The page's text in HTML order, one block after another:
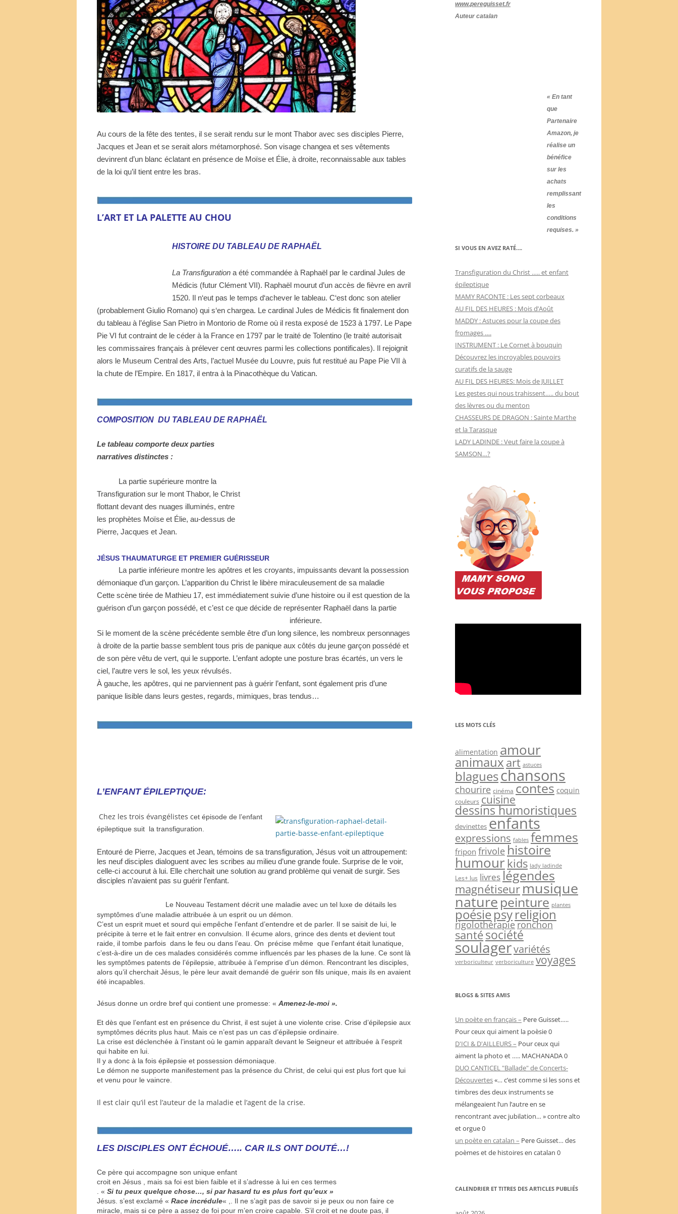
Au cours de la fête des tentes, il se serait rendu sur le mont Thabor avec ses disciples Pierre,
Jacques et Jean et se serait alors métamorphosé. Son visage changea et ses vêtements
devinrent d’un blanc éclatant en présence de Moïse et Élie, à droite, reconnaissable aux tables
de la loi qu’il tient entre les bras.
L’ART ET LA PALETTE AU CHOU
HISTOIRE DU TABLEAU DE RAPHAËL
La Transfiguration a été commandée à Raphaël par le cardinal Jules de
Médicis (futur Clément VII). Raphaël mourut d’un accès de fièvre en avril
1520. Il n‘eut pas le temps d‘achever le tableau. C‘est donc son atelier
(probablement Giulio Romano) qui s‘en chargea. Le cardinal Jules de Médicis fit finalement don
du tableau à l’église San Pietro in Montorio de Rome où il resta exposé de 1523 à 1797. Le Pape
Pie VI fut contraint de le céder à la France en 1797 par le traité de Tolentino (le traité autorisait
les commissaires français à prélever cent œuvres parmi les collections pontificales). Il rejoignit
alors le Museum Central des Arts, l’actuel Musée du Louvre, puis fut restitué au Pape Pie VII à
la chute de l’Empire. En 1817, il entra à la Pinacothèque du Vatican.
COMPOSITION DU TABLEAU DE RAPHAËL
Le tableau comporte deux parties
narratives distinctes :
La partie supérieure montre la
Transfiguration sur le mont Thabor, le Christ
flottant devant des nuages illuminés, entre
les prophètes Moïse et Élie, au-dessus de
Pierre, Jacques et Jean.
JÉSUS THAUMATURGE ET PREMIER GUÉRISSEUR
La partie inférieure montre les apôtres et les croyants, impuissants devant la possession
démoniaque d’un garçon. L’apparition du Christ le libère miraculeusement de sa maladie
Cette scène tirée de Mathieu 17, est immédiatement suivie d’une histoire ou il est question de la
guérison d’un garçon possédé, et c’est ce que décide de représenter Raphaël dans la partie
inférieure.
Si le moment de la scène précédente semble être d’un long silence, les nombreux personnages
à droite de la partie basse semblent tous pris de panique aux côtés du jeune garçon possédé et
de son père vêtu de vert, qui le supporte. L’enfant adopte une posture bras écartés, un vers le
ciel, l’autre vers le sol, les yeux révulsés.
À gauche, les apôtres, qui ne parviennent pas à guérir l’enfant, sont également pris d’une
panique lisible dans leurs gestes, regards, mimiques, bras tendus…
L’ENFANT ÉPILEPTIQUE:
Chez les trois évangélistes cet épisode de l’enfant
épileptique suit la transfiguration.
Entouré de Pierre, Jacques et Jean, témoins de sa transfiguration, Jésus voit un attroupement:
les neuf disciples dialoguent avec les scribes au milieu d’une grande foule. Surprise de le voir,
celle-ci accourut à lui. Elle cherchait une solution au grand problème qui venait de surgir. Ses
disciples n’avaient pas su guérir l’enfant.
Le Nouveau Testament décrit une maladie avec un tel luxe de détails les
symptômes d’une maladie attribuée à un esprit ou un démon.
C’est un esprit muet et sourd qui empêche l’enfant d’entendre et de parler. Il se saisit de lui, le
précipite à terre et le fait entrer en convulsion. Il écume alors, grince des dents et devient tout
raide, il tombe parfois dans le feu ou dans l’eau. On précise même que l’enfant était lunatique,
c’est-à-dire un de ces malades considérés comme influencés par les phases de la lune. Ce sont là
les symptômes patents de l’épilepsie, attribuée à l’emprise d’un démon. Rencontrant les disciples,
alors qu’il cherchait Jésus, le père leur avait demandé de guérir son fils unique, mais ils en avaient
été incapables.
Jésus donne un ordre bref qui contient une promesse: « Amenez-le-moi ».
Et dès que l’enfant est en présence du Christ, il est sujet à une violente crise. Crise d’épilepsie aux
symptômes décrits plus haut. Mais ce n’est pas un cas d’épilepsie ordinaire.
La crise est déclenchée à l’instant où le gamin apparaît devant le Seigneur et attribuée à l’esprit
qui habite en lui.
Il y a donc à la fois épilepsie et possession démoniaque.
Le démon ne supporte manifestement pas la présence du Christ, de celui qui est plus fort que lui
et venu pour le vaincre.
Il est clair qu’il est l’auteur de la maladie et l’agent de la crise.
LES DISCIPLES ONT ÉCHOUÉ….. CAR ILS ONT DOUTÉ…!
Ce père qui accompagne son unique enfant
croit en Jésus , mais sa foi est bien faible et il s’adresse à lui en ces termes
. « Si tu peux quelque chose…, si par hasard tu es plus fort qu’eux »
Jésus. s’est exclamé « Race incrédule« ,. Il ne s’agit pas de savoir si je peux ou non faire ce
miracle, mais si ce père a assez de foi pour m’en croire capable. S’il croit et ne doute pas, il
www.pereguisset.fr
Auteur catalan
« En tant
que
Partenaire
Amazon, je
réalise un
bénéfice
sur les
achats
remplissant
les
conditions
requises. »
SI VOUS EN AVEZ RATÉ….
Transfiguration du Christ ….. et enfant
épileptique
MAMY RACONTE : Les sept corbeaux
AU FIL DES HEURES : Mois d’Août
MADDY : Astuces pour la coupe des
fromages ….
INSTRUMENT : Le Cornet à bouquin
Découvrez les incroyables pouvoirs
curatifs de la sauge
AU FIL DES HEURES: Mois de JUILLET
Les gestes qui nous trahissent….. du bout
des lèvres ou du menton
CHASSEURS DE DRAGON : Sainte Marthe
et la Tarasque
LADY LADINDE : Veut faire la coupe à
SAMSON…?
LES MOTS CLÉS
alimentation amour
animauxart astuces
blagueschansons
chourire cinéma contes coquin
couleurs cuisine
dessins humoristiques
devinettes enfants
expressions fables femmes
fripon frivole histoire
humour kids lady ladinde
Les+ lus livreslégendes
magnétiseurmusique
naturepeinture plantes
poésiepsyreligion
rigolothérapieronchon
santésociété
soulagervariétés
verboriculteur verboriculture voyages
BLOGS & SITES AMIS
Un poète en français – Pere Guisset…..
Pour ceux qui aiment la poèsie 0
D'ICI & D'AILLEURS – Pour ceux qui
aiment la photo et ….. MACHANADA 0
DUO CANTICEL "Ballade" de Concerts-
Découvertes«… c’est comme si les sons et
timbres des deux instruments se
mélangeaient l’un l’autre en se
rencontrant avec jubilation… » contre alto
et orgue 0
un poète en catalan – Pere Guisset… des
poèmes et de histoires en catalan 0
CALENDRIER ET TITRES DES ARTICLES PUBLIÉS